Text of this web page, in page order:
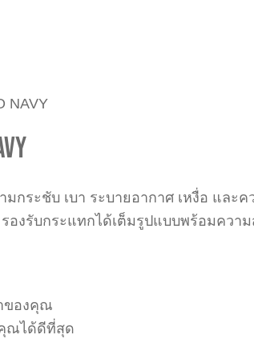
NAVY
กระชับ เบา ระบายอากาศ เหงื่อ แล
งรับกระแทกได้เต็มรูปแบบพร้อมควา
ของคุณ
คุณได้ดีที่สุด